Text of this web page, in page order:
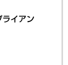
ライアン